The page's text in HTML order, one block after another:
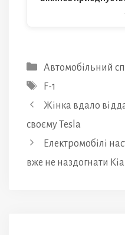
Категорії
Автомобільний
Позначки
F-1
Жінка вдало
своєму Tesla
Електромобілі
вже не наздогнати Kia